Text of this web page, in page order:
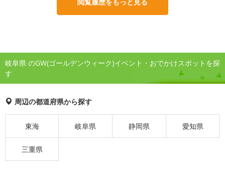
岐阜県 のGW(ゴールデンウィーク)イベント・おでかけスポットを探
す
周辺の都道府県から探す
東海 岐阜県 静岡県 愛知県
三重県